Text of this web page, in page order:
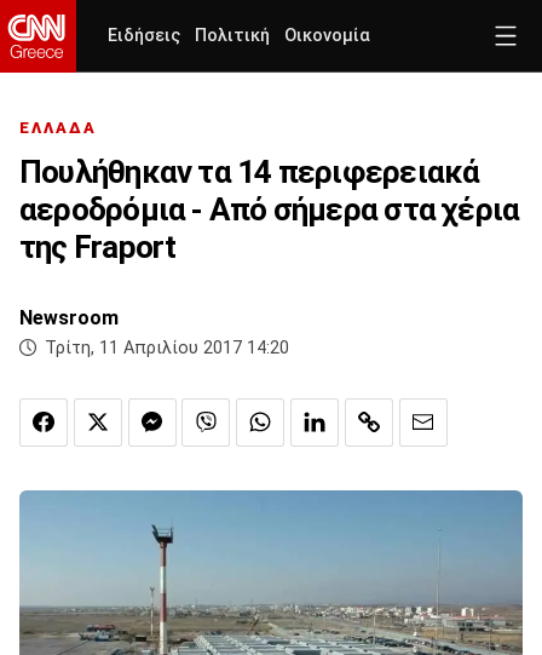
Ειδήσεις Πολιτική Οικονομία
ΕΛΛΑΔΑ
Πουλήθηκαν τα 14 περιφερειακά
αεροδρόμια - Από σήμερα στα χέρια
της Fraport
Newsroom
Τρίτη, 11 Απριλίου 2017 14:20